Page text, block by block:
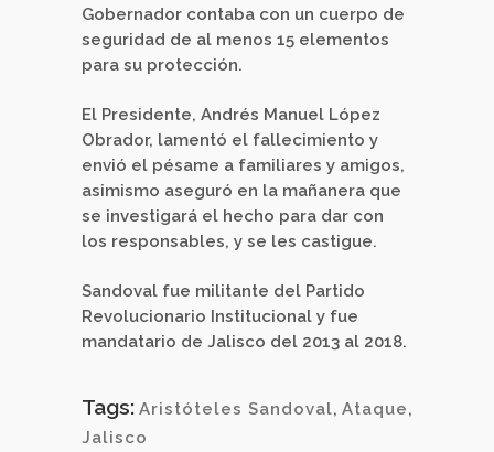
Gobernador contaba con un cuerpo de
seguridad de al menos 15 elementos
para su protección.
El Presidente, Andrés Manuel López
Obrador, lamentó el fallecimiento y
envió el pésame a familiares y amigos,
asimismo aseguró en la mañanera que
se investigará el hecho para dar con
los responsables, y se les castigue.
Sandoval fue militante del Partido
Revolucionario Institucional y fue
mandatario de Jalisco del 2013 al 2018.
Tags: Aristóteles Sandoval, Ataque,
Jalisco